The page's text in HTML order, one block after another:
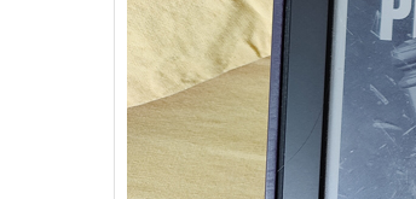
Sans grande surprise, j’ai
replongé dans la série
« Roy Grace »…